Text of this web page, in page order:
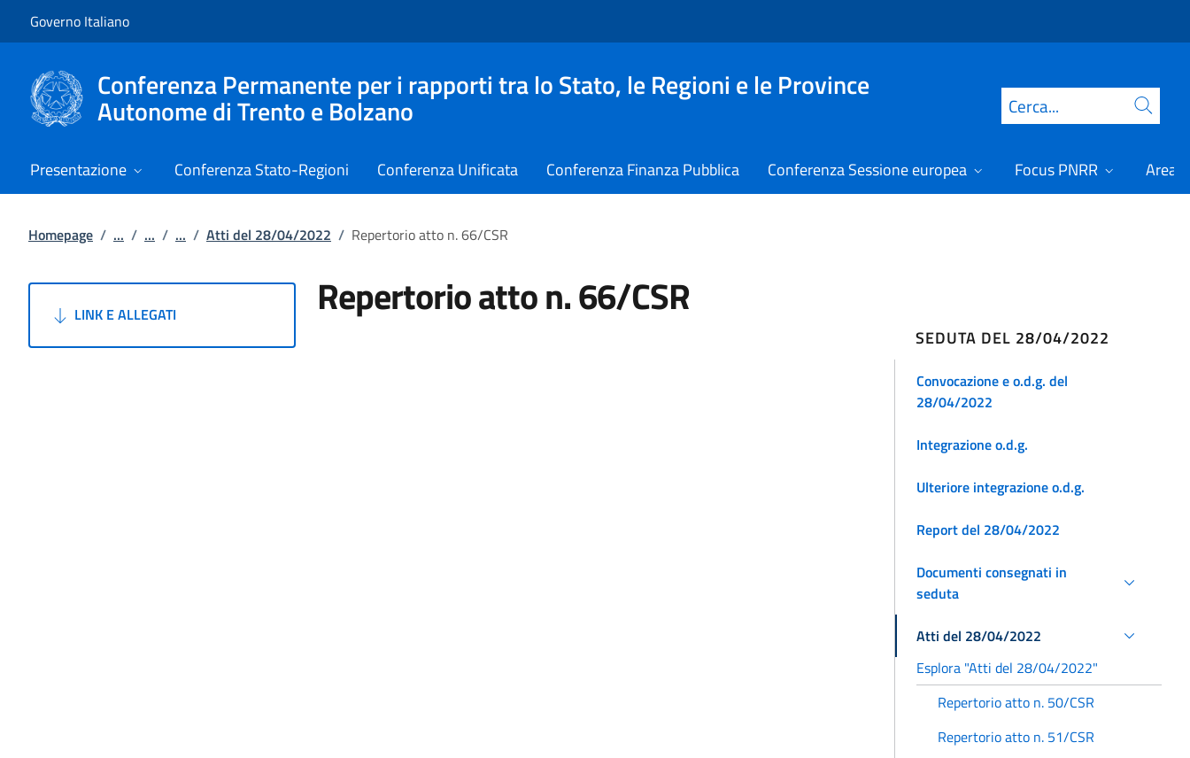
Governo Italiano
Conferenza Permanente per i rapporti tra lo Stato, le Regioni e le Province
Autonome di Trento e Bolzano Cerca
Presentazione Conferenza Stato-Regioni Conferenza Unificata Conferenza Finanza Pubblica Conferenza Sessione europea Focus PNRR Area
Homepage / ... / ... / ... / Atti del 28/04/2022 / Repertorio atto n. 66/CSR
LINK E ALLEGATI Repertorio atto n. 66/CSR
SEDUTA DEL 28/04/2022
Convocazione e o.d.g. del
28/04/2022
Integrazione o.d.g.
Ulteriore integrazione o.d.g.
Report del 28/04/2022
Documenti consegnati in
seduta
Atti del 28/04/2022
Esplora "Atti del 28/04/2022"
Repertorio atto n. 50/CSR
Repertorio atto n. 51/CSR